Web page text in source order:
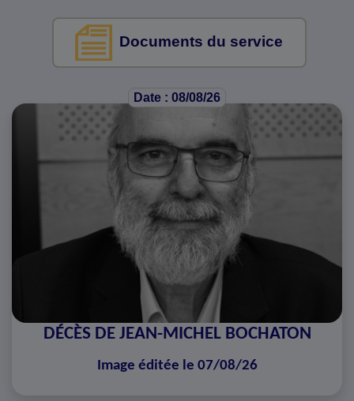
Documents du service
Date : 08/08/26
DÉCÈS DE JEAN-MICHEL BOCHATON
Image éditée le 07/08/26